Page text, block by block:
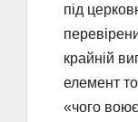
під
крайній
елемент
«чого